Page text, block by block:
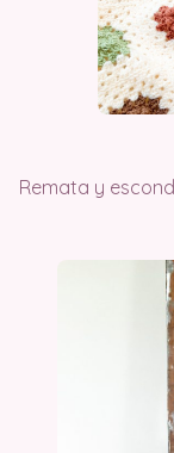
Remata y